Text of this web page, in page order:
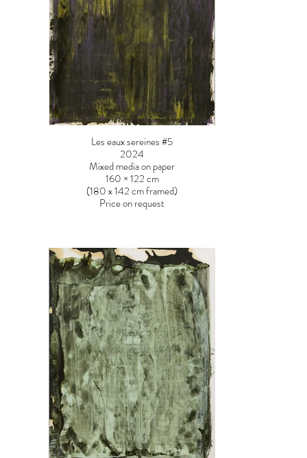
Les eaux sereines #5
2024
Mixed media on paper
160 × 122 cm
(180 x 142 cm framed)
Price on request